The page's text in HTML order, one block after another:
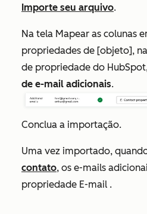
Importe seu arquivo.
Na tela Mapear as colunas
propriedades de [objeto],
de propriedade do
de e-mail adicionais.
Conclua a importação.
Uma vez importado,
contato, os e-mails
propriedade E-mail .